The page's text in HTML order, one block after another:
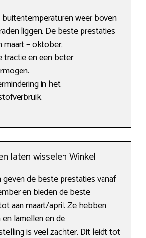
buitentemperaturen weer boven
liggen. De beste prestaties
maart – oktober.
tractie en een beter
in het
laten wisselen Winkel
de beste prestaties vanaf
en bieden de beste
aan maart/april. Ze hebben
lamellen en de
is veel zachter. Dit leidt tot